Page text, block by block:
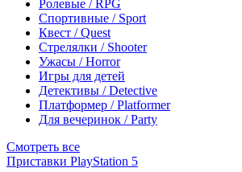
Ролевые / RPG
Спортивные / Sport
Квест / Quest
Стрелялки / Shooter
Ужасы / Horror
Игры для детей
Детективы / Detective
Платформер / Platformer
Для вечеринок / Party
Смотреть все
Приставки PlayStation 5